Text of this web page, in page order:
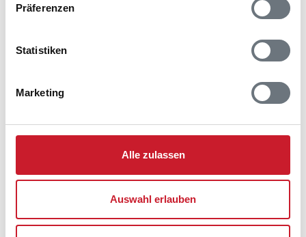
Präferenzen
Statistiken
Marketing
Alle zulassen
Auswahl erlauben
Belegungskalender